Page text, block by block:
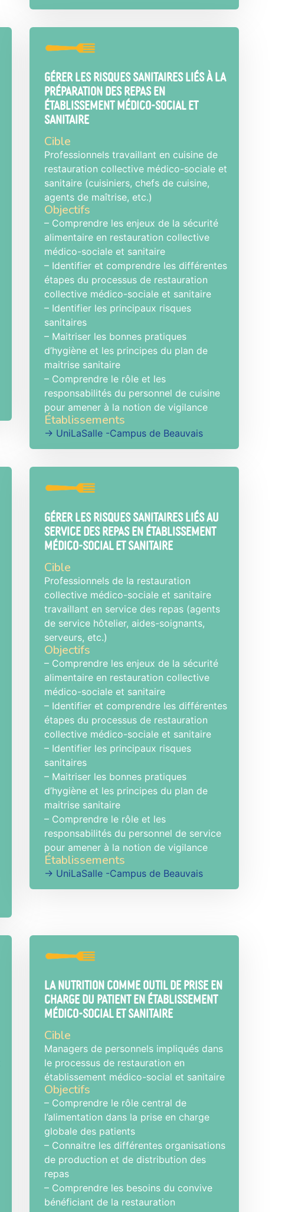
Gérer les risques sanitaires liés à la
préparation des repas en
établissement médico-social et
sanitaire
Cible
Professionnels travaillant en cuisine de
restauration collective médico-sociale et
sanitaire (cuisiniers, chefs de cuisine,
agents de maîtrise, etc.)
Objectifs
– Comprendre les enjeux de la sécurité
alimentaire en restauration collective
médico-sociale et sanitaire
– Identifier et comprendre les différentes
étapes du processus de restauration
collective médico-sociale et sanitaire
– Identifier les principaux risques
sanitaires
– Maitriser les bonnes pratiques
d’hygiène et les principes du plan de
maitrise sanitaire
– Comprendre le rôle et les
responsabilités du personnel de cuisine
pour amener à la notion de vigilance
Établissements
→ UniLaSalle -Campus de Beauvais
Gérer les risques sanitaires liés au
service des repas en établissement
médico-social et sanitaire
Cible
Professionnels de la restauration
collective médico-sociale et sanitaire
travaillant en service des repas (agents
de service hôtelier, aides-soignants,
serveurs, etc.)
Objectifs
– Comprendre les enjeux de la sécurité
alimentaire en restauration collective
médico-sociale et sanitaire
– Identifier et comprendre les différentes
étapes du processus de restauration
collective médico-sociale et sanitaire
– Identifier les principaux risques
sanitaires
– Maitriser les bonnes pratiques
d’hygiène et les principes du plan de
maitrise sanitaire
– Comprendre le rôle et les
responsabilités du personnel de service
pour amener à la notion de vigilance
Établissements
→ UniLaSalle -Campus de Beauvais
La nutrition comme outil de prise en
charge du patient en établissement
médico-social et sanitaire
Cible
Managers de personnels impliqués dans
le processus de restauration en
établissement médico-social et sanitaire
Objectifs
– Comprendre le rôle central de
l’alimentation dans la prise en charge
globale des patients
– Connaitre les différentes organisations
de production et de distribution des
repas
– Comprendre les besoins du convive
bénéficiant de la restauration